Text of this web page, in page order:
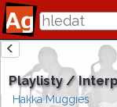
zde se bude v
Vlevo vyberte
Playlisty /
Guns n' roses
Gympleři
agen Baden
Hakka Muggies